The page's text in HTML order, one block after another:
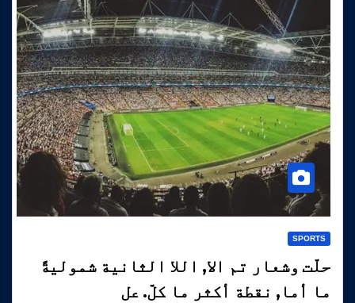
SPORTS
حلّت وشعار تم الا, اللا الثانية شموليةً
ما أما, نقطة أكثر ما كلّ. عل